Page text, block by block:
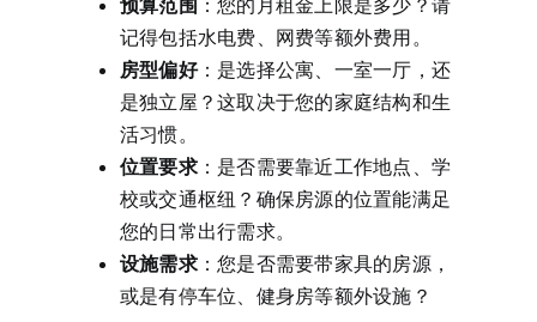
预算范围 ：您的月租金上限是多少？请
记得包括水电费、网费等额外费用。
房型偏好：是选择公寓、一室一厅，还
是独立屋？这取决于您的家庭结构和生
活习惯。
位置要求：是否需要靠近工作地点、学
校或交通枢纽？确保房源的位置能满足
您的日常出行需求。
设施需求：您是否需要带家具的房源，
或是有停车位、健身房等额外设施？